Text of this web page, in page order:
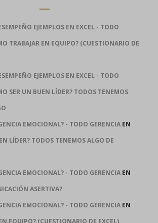
EJEMPLOS EN EXCEL - TODO
TRABAJAR EN EQUIPO? (CUESTIONARIO DE
EJEMPLOS EN EXCEL - TODO
SER UN BUEN LÍDER? TODOS TENEMOS
EMOCIONAL? - TODO GERENCIA EN
LÍDER? TODOS TENEMOS ALGO DE
EMOCIONAL? - TODO GERENCIA EN
ASERTIVA?
EMOCIONAL? - TODO GERENCIA EN
EQUIPO? (CUESTIONARIO DE EXCEL)